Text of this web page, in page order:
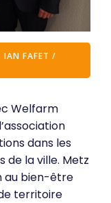
IAN FAFET /
Welfarm
dans les
de la ville. Metz
au bien-être
territoire